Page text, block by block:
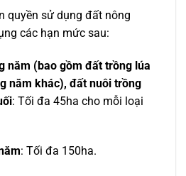
quyền sử dụng đất nông
các hạn mức sau:
năm (bao gồm đất trồng lúa
năm khác), đất nuôi trồng
: Tối đa 45ha cho mỗi loại
: Tối đa 150ha.